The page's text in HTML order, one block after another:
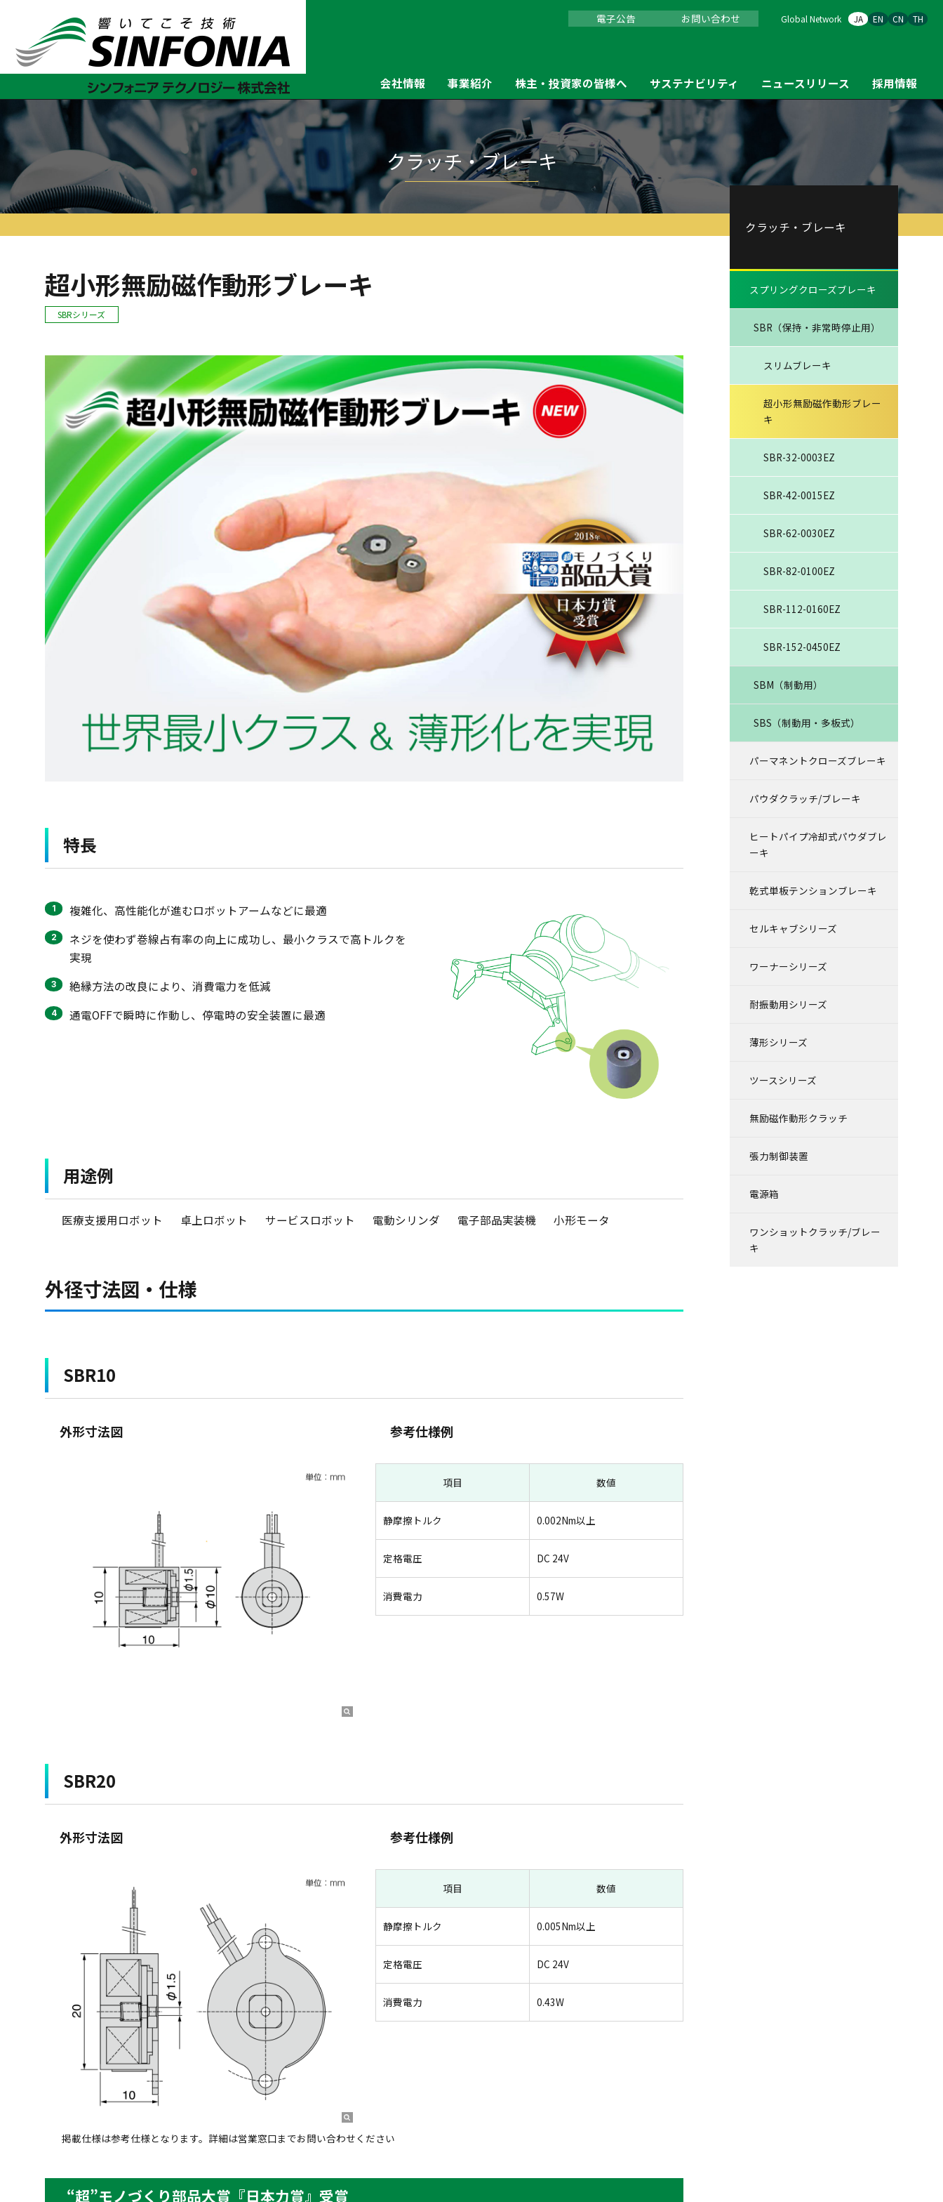
会社情報 事業紹介 株主・投資家の皆様へ サステナビリティ ニュースリリース 採用情報
電子公告 お問い合わせ Global Network JA EN CN TH
クラッチ・ブレーキ スプリングクローズブレーキ SBR（保持・非常時停止用） 超小形無励磁作動形ブレーキ
クラッチ・ブレーキ
超小形無励磁作動形ブレーキ
SBRシリーズ
特長
複雑化、高性能化が進むロボットアームなどに最適
ネジを使わず巻線占有率の向上に成功し、最小クラスで高トルクを
実現
絶縁方法の改良により、消費電力を低減
通電OFFで瞬時に作動し、停電時の安全装置に最適
用途例
医療支援用ロボット 卓上ロボット サービスロボット 電動シリンダ 電子部品実装機 小形モータ
外径寸法図・仕様
SBR10
外形寸法図 参考仕様例
項目 数値
静摩擦トルク 0.002Nm以上
定格電圧 DC 24V
消費電力 0.57W
SBR20
外形寸法図 参考仕様例
項目 数値
静摩擦トルク 0.005Nm以上
定格電圧 DC 24V
消費電力 0.43W
掲載仕様は参考仕様となります。詳細は営業窓口までお問い合わせください
“超”モノづくり部品大賞『日本力賞』受賞
クラッチ・ブレーキ
スプリングクローズブレーキ
SBR（保持・非常時停止用）
スリムブレーキ
超小形無励磁作動形ブレー
キ
SBR-32-0003EZ
SBR-42-0015EZ
SBR-62-0030EZ
SBR-82-0100EZ
SBR-112-0160EZ
SBR-152-0450EZ
SBM（制動用）
SBS（制動用・多板式）
パーマネントクローズブレーキ
パウダクラッチ/ブレーキ
ヒートパイプ冷却式パウダブレ
ーキ
乾式単板テンションブレーキ
セルキャブシリーズ
ワーナーシリーズ
耐振動用シリーズ
薄形シリーズ
ツースシリーズ
無励磁作動形クラッチ
張力制御装置
電源箱
ワンショットクラッチ/ブレー
キ